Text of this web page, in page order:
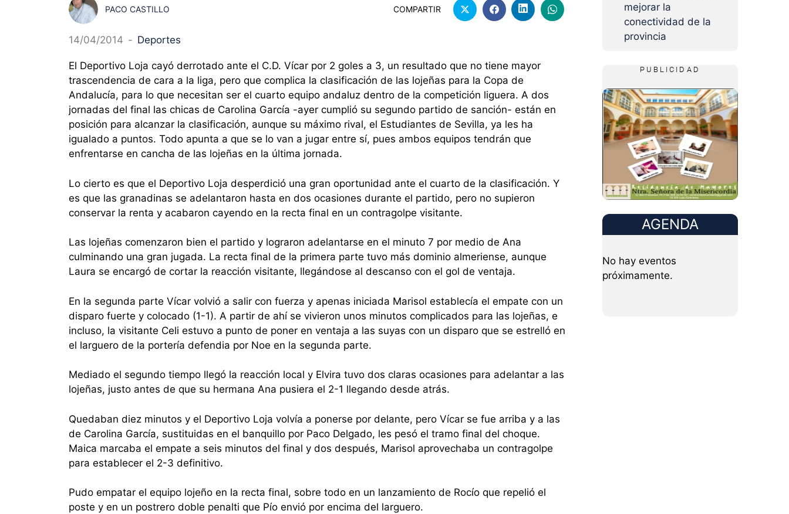
PACO CASTILLO COMPARTIR
14/04/2014 - Deportes
El Deportivo Loja cayó derrotado ante el C.D. Vícar por 2 goles a 3, un resultado que no tiene mayor
trascendencia de cara a la liga, pero que complica la clasificación de las lojeñas para la Copa de
Andalucía, para lo que necesitan ser el cuarto equipo andaluz dentro de la competición liguera. A dos
jornadas del final las chicas de Carolina García -ayer cumplió su segundo partido de sanción- están en
posición para alcanzar la clasificación, aunque su máximo rival, el Estudiantes de Sevilla, ya les ha
igualado a puntos. Todo apunta a que se lo van a jugar entre sí, pues ambos equipos tendrán que
enfrentarse en cancha de las lojeñas en la última jornada.
Lo cierto es que el Deportivo Loja desperdició una gran oportunidad ante el cuarto de la clasificación. Y
es que las granadinas se adelantaron hasta en dos ocasiones durante el partido, pero no supieron
conservar la renta y acabaron cayendo en la recta final en un contragolpe visitante.
Las lojeñas comenzaron bien el partido y lograron adelantarse en el minuto 7 por medio de Ana
culminando una gran jugada. La recta final de la primera parte tuvo más dominio almeriense, aunque
Laura se encargó de cortar la reacción visitante, llegándose al descanso con el gol de ventaja.
En la segunda parte Vícar volvió a salir con fuerza y apenas iniciada Marisol establecía el empate con un
disparo fuerte y colocado (1-1). A partir de ahí se vivieron unos minutos complicados para las lojeñas, e
incluso, la visitante Celi estuvo a punto de poner en ventaja a las suyas con un disparo que se estrelló en
el larguero de la portería defendia por Noe en la segunda parte.
Mediado el segundo tiempo llegó la reacción local y Elvira tuvo dos claras ocasiones para adelantar a las
lojeñas, justo antes de que su hermana Ana pusiera el 2-1 llegando desde atrás.
Quedaban diez minutos y el Deportivo Loja volvía a ponerse por delante, pero Vícar se fue arriba y a las
de Carolina García, sustituidas en el banquillo por Paco Delgado, les pesó el tramo final del choque.
Maica marcaba el empate a seis minutos del final y dos después, Marisol aprovechaba un contragolpe
para establecer el 2-3 definitivo.
Pudo empatar el equipo lojeño en la recta final, sobre todo en un lanzamiento de Rocío que repelió el
poste y en un postrero doble penalti que Pío envió por encima del larguero.
mejorar la
conectividad de la
provincia
PUBLICIDAD
AGENDA
No hay eventos
próximamente.